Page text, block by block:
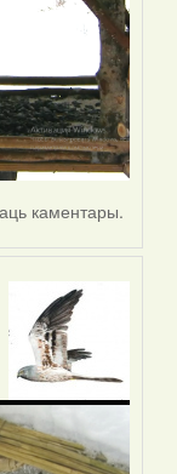
каментары.